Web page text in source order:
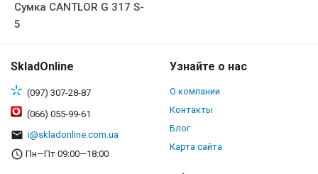
Сумка CANTLOR G 317 S-
5
SkladOnline
(097) 307-28-87
(066) 055-99-61
i@skladonline.com.ua
Пн—Пт 09:00—18:00
Узнайте о нас
О компании
Контакты
Блог
Карта сайта